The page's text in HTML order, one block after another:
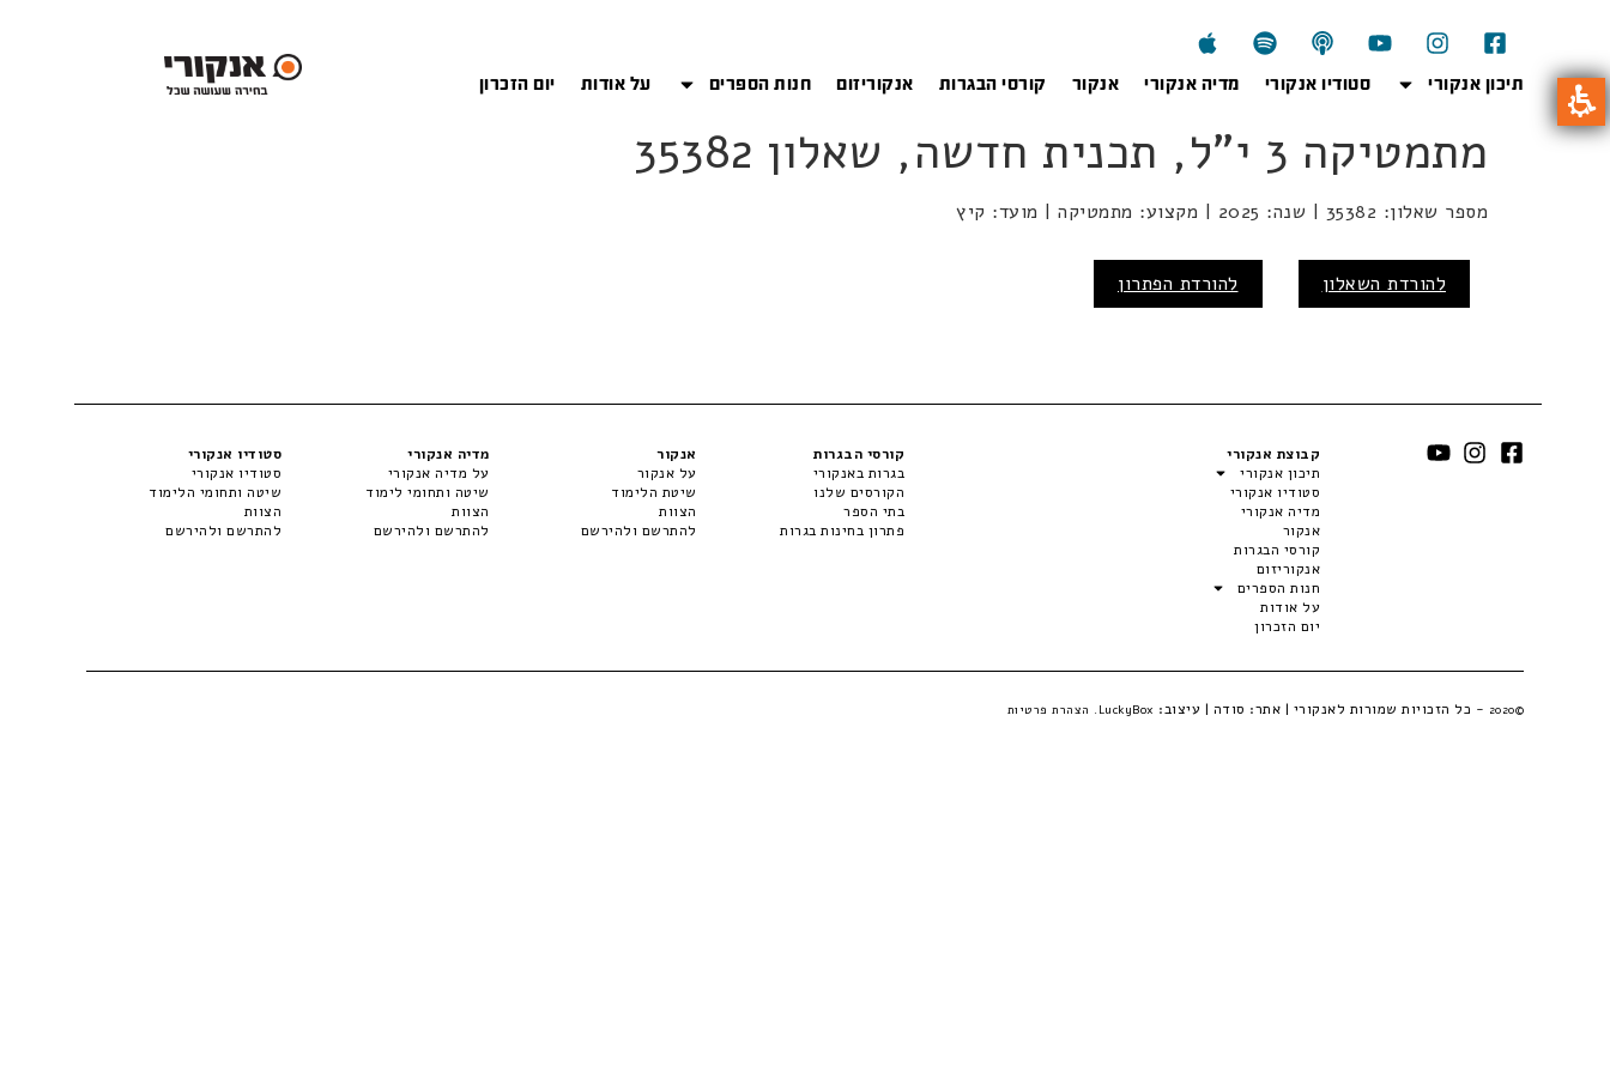
תיכון אנקורי סטודיו אנקורי מדיה אנקורי אנקור קורסי הבגרות אנקוריזום חנות הספרים על אודות יום הזכרון
מתמטיקה 3 י"ל, תכנית חדשה, שאלון 35382
מספר שאלון: 35382 | שנה: 2025 | מקצוע: מתמטיקה | מועד: קיץ
להורדת השאלון להורדת הפתרון
קבוצת אנקורי
תיכון אנקורי
סטודיו אנקורי
מדיה אנקורי
אנקור
קורסי הבגרות
אנקוריזום
חנות הספרים
על אודות
יום הזכרון
קורסי הבגרות
בגרות באנקורי
הקורסים שלנו
בתי הספר
פתרון בחינות בגרות
אנקור
על אנקור
שיטת הלימוד
הצוות
להתרשם ולהירשם
מדיה אנקורי
על מדיה אנקורי
שיטה ותחומי לימוד
הצוות
להתרשם ולהירשם
סטודיו אנקורי
סטודיו אנקורי
שיטה ותחומי הלימוד
הצוות
להתרשם ולהירשם
©2020 - כל הזכויות שמורות לאנקורי | אתר: סודה | עיצוב: LuckyBox. הצהרת פרטיות